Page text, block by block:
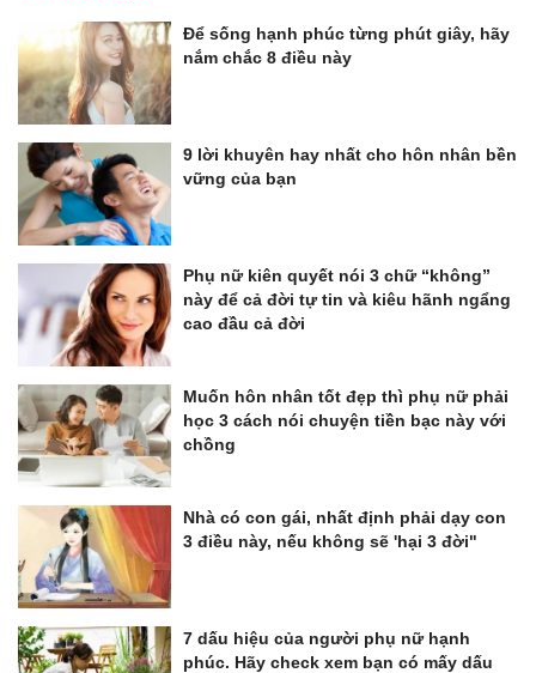
Để sống hạnh phúc từng phút giây, hãy
nắm chắc 8 điều này
9 lời khuyên hay nhất cho hôn nhân bền
vững của bạn
Phụ nữ kiên quyết nói 3 chữ “không”
này để cả đời tự tin và kiêu hãnh ngẩng
cao đầu cả đời
Muốn hôn nhân tốt đẹp thì phụ nữ phải
học 3 cách nói chuyện tiền bạc này với
chồng
Nhà có con gái, nhất định phải dạy con
3 điều này, nếu không sẽ 'hại 3 đời"
7 dấu hiệu của người phụ nữ hạnh
phúc. Hãy check xem bạn có mấy dấu